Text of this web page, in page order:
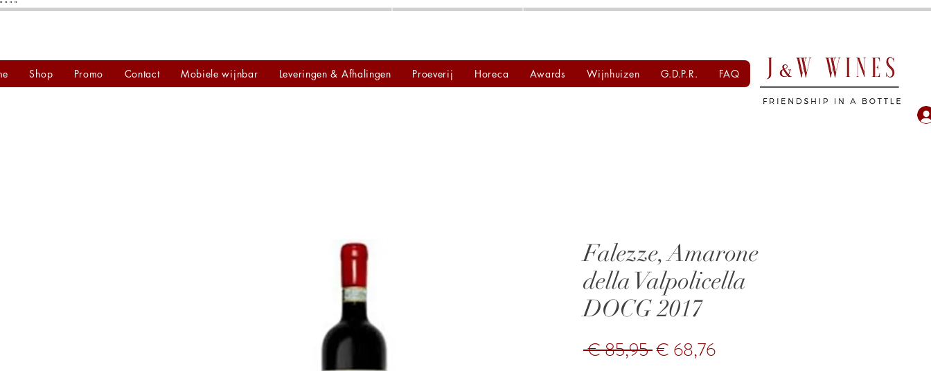
" " " "
Shop Promo Contact Mobiele wijnbar Leveringen & Afhalingen Proeverij Horeca Awards Wijnhuizen G.D.P.R. FAQ
Falezze, Amarone
della Valpolicella
DOCG 2017
€ 85,95 Normale
€ 68,76Verkoopprijs